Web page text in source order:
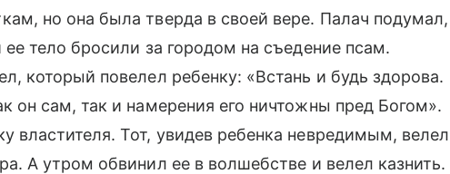
но она была тверда в своей вере. Палач подумал,
ее тело бросили за городом на съедение псам.
который повелел ребенку: «Встань и будь здорова.
он сам, так и намерения его ничтожны пред Богом».
властителя. Тот, увидев ребенка невредимым, велел
А утром обвинил ее в волшебстве и велел казнить.